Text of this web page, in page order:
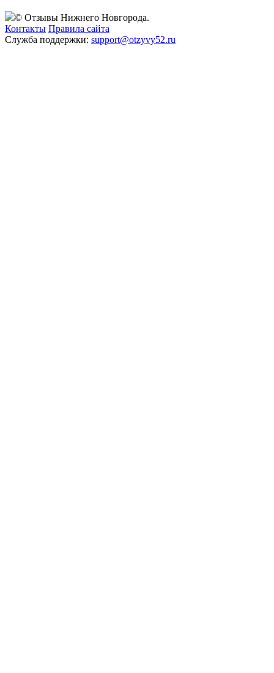
© Отзывы Нижнего Новгорода.
Контакты Правила сайта
Служба поддержки: support@otzyvy52.ru